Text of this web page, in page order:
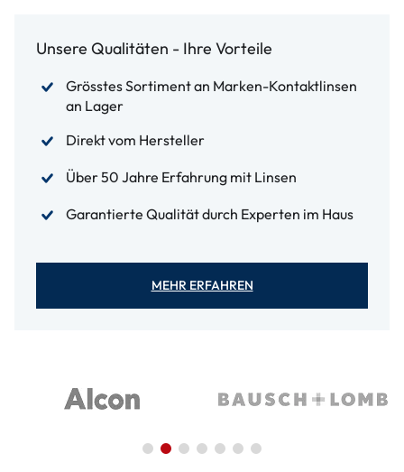
Unsere Qualitäten - Ihre Vorteile
Grösstes Sortiment an Marken-Kontaktlinsen
an Lager
Direkt vom Hersteller
Über 50 Jahre Erfahrung mit Linsen
Garantierte Qualität durch Experten im Haus
MEHR ERFAHREN